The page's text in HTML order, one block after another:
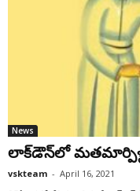
News
లాక్‌డౌన్‌లో
vskteam - April 16, 2021